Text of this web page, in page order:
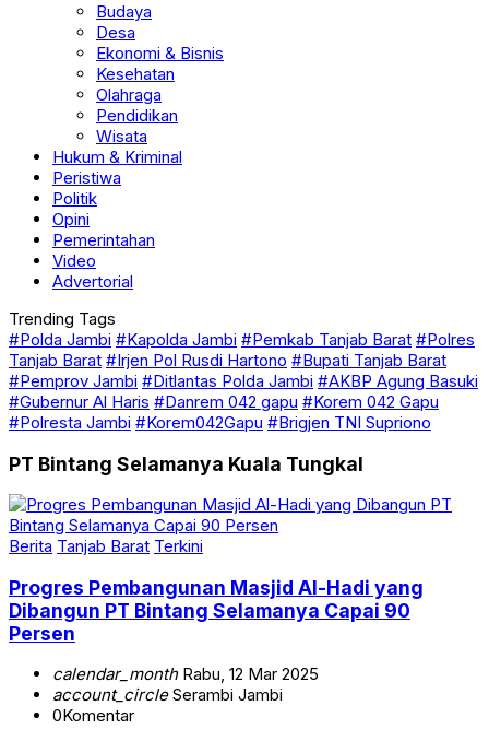
Desa
Ekonomi & Bisnis
Kesehatan
Olahraga
Pendidikan
Wisata
Hukum & Kriminal
Peristiwa
Politik
Opini
Pemerintahan
Video
Advertorial
#Polda Jambi
Tanjab Barat #Irjen Pol Rusdi Hartono #Bupati Tanjab Barat
#Pemprov Jambi #Ditlantas Polda Jambi #AKBP Agung Basuki
#Gubernur Al Haris #Danrem 042 gapu #Korem 042 Gapu
#Polresta Jambi #Korem042Gapu #Brigjen TNI Supriono
Berita Tanjab Barat Terkini
Dibangun PT Bintang Selamanya Capai 90
Persen
account_circleSerambi Jambi
0Komentar